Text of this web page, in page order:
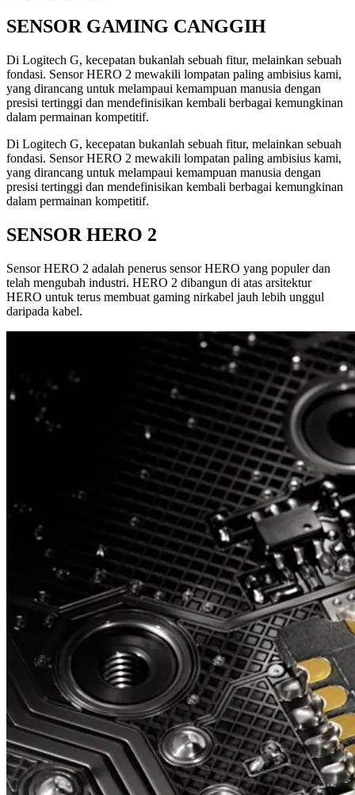
SENSOR GAMING CANGGIH
Di Logitech G, kecepatan bukanlah sebuah fitur, melainkan sebuah
fondasi. Sensor HERO 2 mewakili lompatan paling ambisius kami,
yang dirancang untuk melampaui kemampuan manusia dengan
presisi tertinggi dan mendefinisikan kembali berbagai kemungkinan
dalam permainan kompetitif.
Di Logitech G, kecepatan bukanlah sebuah fitur, melainkan sebuah
fondasi. Sensor HERO 2 mewakili lompatan paling ambisius kami,
yang dirancang untuk melampaui kemampuan manusia dengan
presisi tertinggi dan mendefinisikan kembali berbagai kemungkinan
dalam permainan kompetitif.
SENSOR HERO 2
Sensor HERO 2 adalah penerus sensor HERO yang populer dan
telah mengubah industri. HERO 2 dibangun di atas arsitektur
HERO untuk terus membuat gaming nirkabel jauh lebih unggul
daripada kabel.